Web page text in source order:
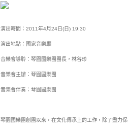
演出時間：2011年4月24日(日) 19:30
演出地點：國家音樂廳
音樂會導聆：琴園國樂團團長，林谷珍
音樂會主辦：琴園國樂團
音樂會伴奏：琴園國樂團
琴園國樂團創團以來，在文化傳承上的工作，除了盡力